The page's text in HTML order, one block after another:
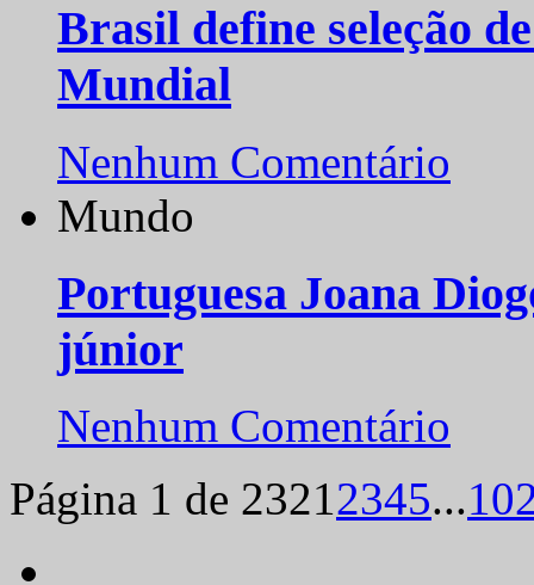
Brasil define seleção
Mundial
Nenhum Comentário
Mundo
Portuguesa Joana
júnior
Nenhum Comentário
Página 1 de 23212345...10